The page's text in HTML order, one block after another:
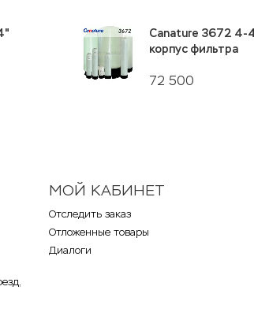
72 500
Canature 3672 4-
корпус фильтра
МОЙ КАБИНЕТ
Отследить заказ
Отложенные товары
Диалоги